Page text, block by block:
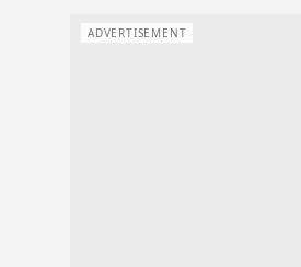
ADVERTISEMENT